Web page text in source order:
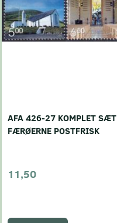
AFA 426-27 KOMPLET SÆT
FÆRØERNE POSTFRISK
11,50